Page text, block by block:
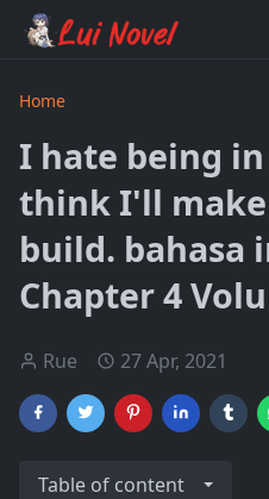
Home
I hate being
think I'll
build. bahasa
Chapter 4
Rue 27 Apr, 2021
Table of content